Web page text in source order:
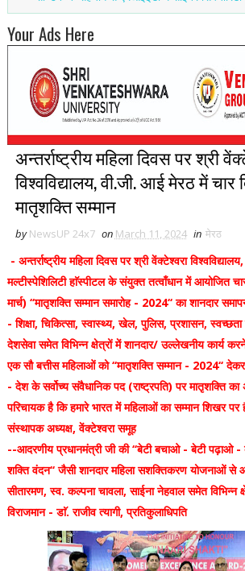
Your Ads Here
अन्तर्राष्ट्रीय महिला दिवस पर श्री
विश्वविद्यालय, वी.जी. आई मेरठ में चार
मातृशक्ति सम्मान
by NewsUP 24x7 on March 11, 2024 in मेरठ
- अन्तर्राष्ट्रीय महिला दिवस पर श्री वेंक्टेश्वरा
मल्टीस्पेशिलिटी हाॅस्पीटल के संयुक्त तत्वाँधान में आयोजित
मार्च) ‘‘मातृशक्ति सम्मान समारोह - 2024‘‘ का शानदार
- शिक्षा, चिकित्सा, स्वास्थ्य, खेल, पुलिस, प्रशासन,
देशसेवा समेत विभिन्न क्षेत्रों में शानदार/ उल्लेखनीय कार्य
एक सौ बत्तीस महिलाओं को ‘‘मातृशक्ति सम्मान - 2024‘‘
- देश के सर्वोच्य संवैधानिक पद (राष्ट्रपति) पर मातृशक्ति
परिचायक है कि हमारे भारत में महिलाओं का सम्मान शिखर पर
संस्थापक अध्यक्ष, वेंक्टेश्वरा समूह
--आदरणीय प्रधानमंत्री जी की ‘‘बेटी बचाओ - बेटी पढ़ाओ -
शक्ति वंदन‘‘ जैसी शानदार महिला सशक्तिकरण योजनाओं से
सीतारमण, स्व. कल्पना चावला, साईना नेहवाल समेत विभिन्न
विराजमान - डाॅ. राजीव त्यागी, प्रतिकुलाधिपति